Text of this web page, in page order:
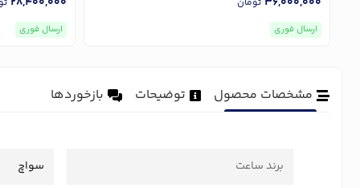
ارسال فوری ارسال فوری
مشخصات محصول توضیحات بازخوردها
برند ساعت سواچ